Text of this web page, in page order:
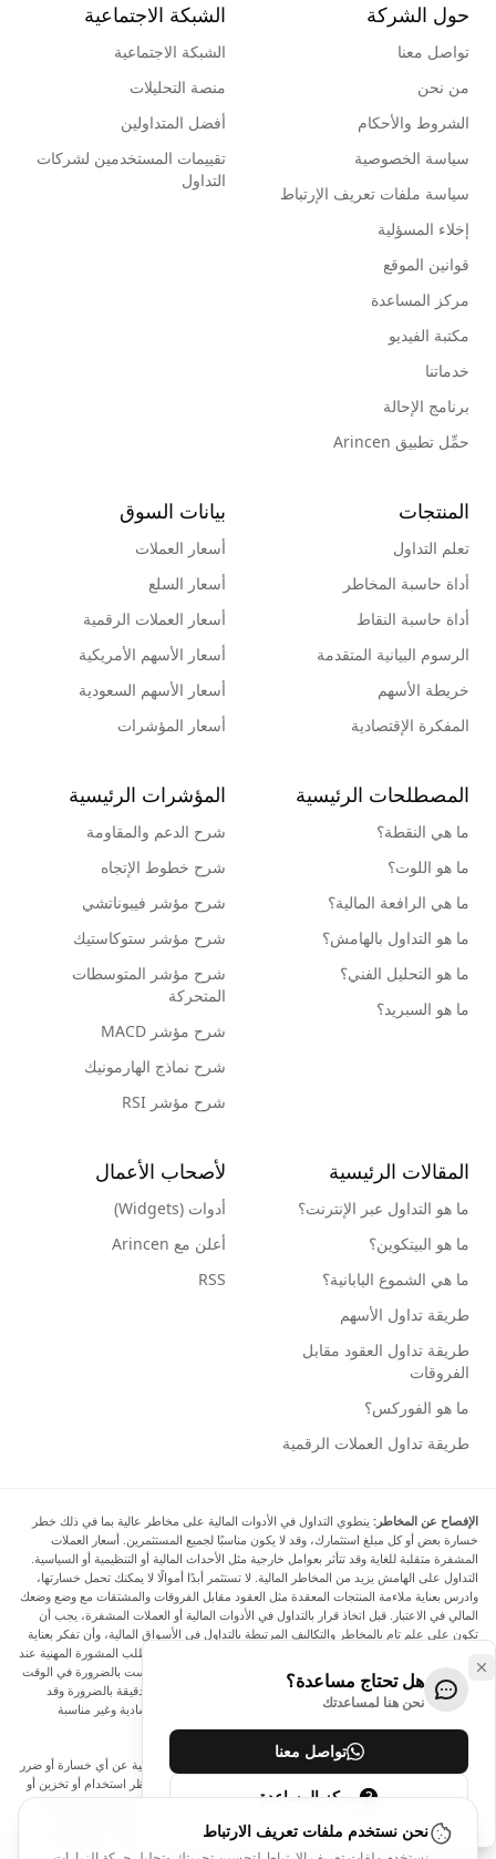
حول الشركة
تواصل معنا
من نحن
الشروط والأحكام
سياسة الخصوصية
سياسة ملفات تعريف الإرتباط
إخلاء المسؤلية
قوانين الموقع
مركز المساعدة
مكتبة الفيديو
خدماتنا
برنامج الإحالة
حمِّل تطبيق Arincen
الشبكة الاجتماعية
الشبكة الاجتماعية
منصة التحليلات
أفضل المتداولين
تقييمات المستخدمين لشركات
التداول
المنتجات
تعلم التداول
أداة حاسبة المخاطر
أداة حاسبة النقاط
الرسوم البيانية المتقدمة
خريطة الأسهم
المفكرة الإقتصادية
بيانات السوق
أسعار العملات
أسعار السلع
أسعار العملات الرقمية
أسعار الأسهم الأمريكية
أسعار الأسهم السعودية
أسعار المؤشرات
المصطلحات الرئيسية
ما هي النقطة؟
ما هو اللوت؟
ما هي الرافعة المالية؟
ما هو التداول بالهامش؟
ما هو التحليل الفني؟
ما هو السبريد؟
المؤشرات الرئيسية
شرح الدعم والمقاومة
شرح خطوط الإتجاه
شرح مؤشر فيبوناتشي
شرح مؤشر ستوكاستيك
شرح مؤشر المتوسطات
المتحركة
شرح مؤشر MACD
شرح نماذج الهارمونيك
شرح مؤشر RSI
المقالات الرئيسية
ما هو التداول عبر الإنترنت؟
ما هو البيتكوين؟
ما هي الشموع اليابانية؟
طريقة تداول الأسهم
طريقة تداول العقود مقابل
الفروقات
ما هو الفوركس؟
طريقة تداول العملات الرقمية
لأصحاب الأعمال
أدوات (Widgets)
أعلن مع Arincen
RSS
الإفصاح عن المخاطر: ينطوي التداول في الأدوات المالية على مخاطر عالية بما في ذلك خطر
خسارة بعض أو كل مبلغ استثمارك، وقد لا يكون مناسبًا لجميع المستثمرين. أسعار العملات
المشفرة متقلبة للغاية وقد تتأثر بعوامل خارجية مثل الأحداث المالية أو التنظيمية أو السياسية.
التداول على الهامش يزيد من المخاطر المالية. لا تستثمر أبدًا أموالًا لا يمكنك تحمل خسارتها،
وادرس بعناية ملاءمة المنتجات المعقدة مثل العقود مقابل الفروقات والمشتقات مع وضع وضعك
المالي في الاعتبار. قبل اتخاذ قرار بالتداول في الأدوات المالية أو العملات المشفرة، يجب أن
تكون على علم تام بالمخاطر والتكاليف المرتبطة بالتداول في الأسواق المالية، وأن تفكر بعناية
في أهدافك الاستثمارية ومستوى خبرتك ورغبتك في المخاطرة، وأن تطلب المشورة المهنية عند
الحاجة. تود Arincen أن تذكرك بأن البيانات الواردة في هذا الموقع ليست بالضرورة في الوقت
الفعلي وليست دقيقة. البيانات والأسعار الموجودة على الموقع ليست دقيقة بالضرورة وقد
تختلف عن السعر الفعلي في أي سوق معينة، مما يعني أن الأسعار إرشادية وغير مناسبة
لأغراض التداول.
لن يتحمل Arincen وأي مزود للبيانات الواردة في هذا الموقع المسؤولية عن أي خسارة أو ضرر
نتيجة لتداولك، أو اعتمادك على المعلومات الواردة في هذا الموقع. يحظر استخدام أو تخزين أو
إعادة إنتاج أو عرض أو تعديل أو نقل أو توزيع البيانات الموجودة في هذا الموقع دون الحصول
على إذن كتابي صريح مسبق من Arincen و/أو مزود البيانات. جميع حقوق الملكية الفكرية
محفوظة من قبل مقدمي الخدمة و/أو البورصة التي تقدم البيانات الواردة في هذا الموقع. قد
هل تحتاج مساعدة؟
نحن هنا لمساعدتك
تواصل معنا
مركز المساعدة
نحن نستخدم ملفات تعريف الارتباط